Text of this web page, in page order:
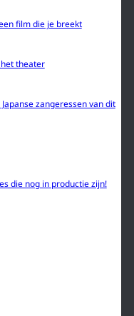
film die je breekt
theater
zangeressen van dit
die nog in productie zijn!